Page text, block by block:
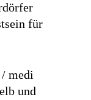
für
medi
und